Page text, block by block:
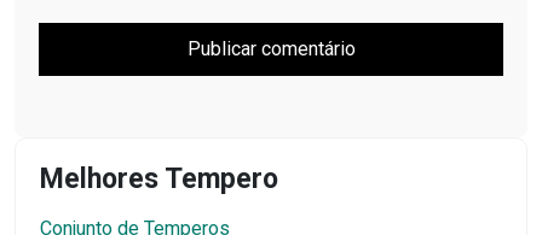
Melhores Tempero
Conjunto de Temperos